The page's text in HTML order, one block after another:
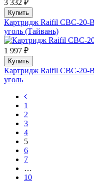
3 332 ₽
Купить
Картридж Raifil CBC-20-
уголь (Тайвань)
1 997 ₽
Купить
Картридж Raifil CBC-20-
уголь
1
2
3
4
5
6
7
…
10